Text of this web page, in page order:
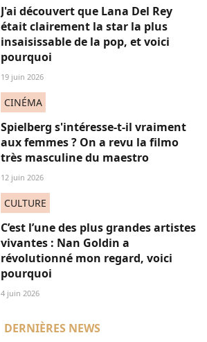
J'ai découvert que Lana Del Rey
était clairement la star la plus
insaisissable de la pop, et voici
pourquoi
19 juin 2026
CINÉMA
Spielberg s'intéresse-t-il vraiment
aux femmes ? On a revu la filmo
très masculine du maestro
12 juin 2026
CULTURE
C’est l’une des plus grandes artistes
vivantes : Nan Goldin a
révolutionné mon regard, voici
pourquoi
4 juin 2026
DERNIÈRES NEWS